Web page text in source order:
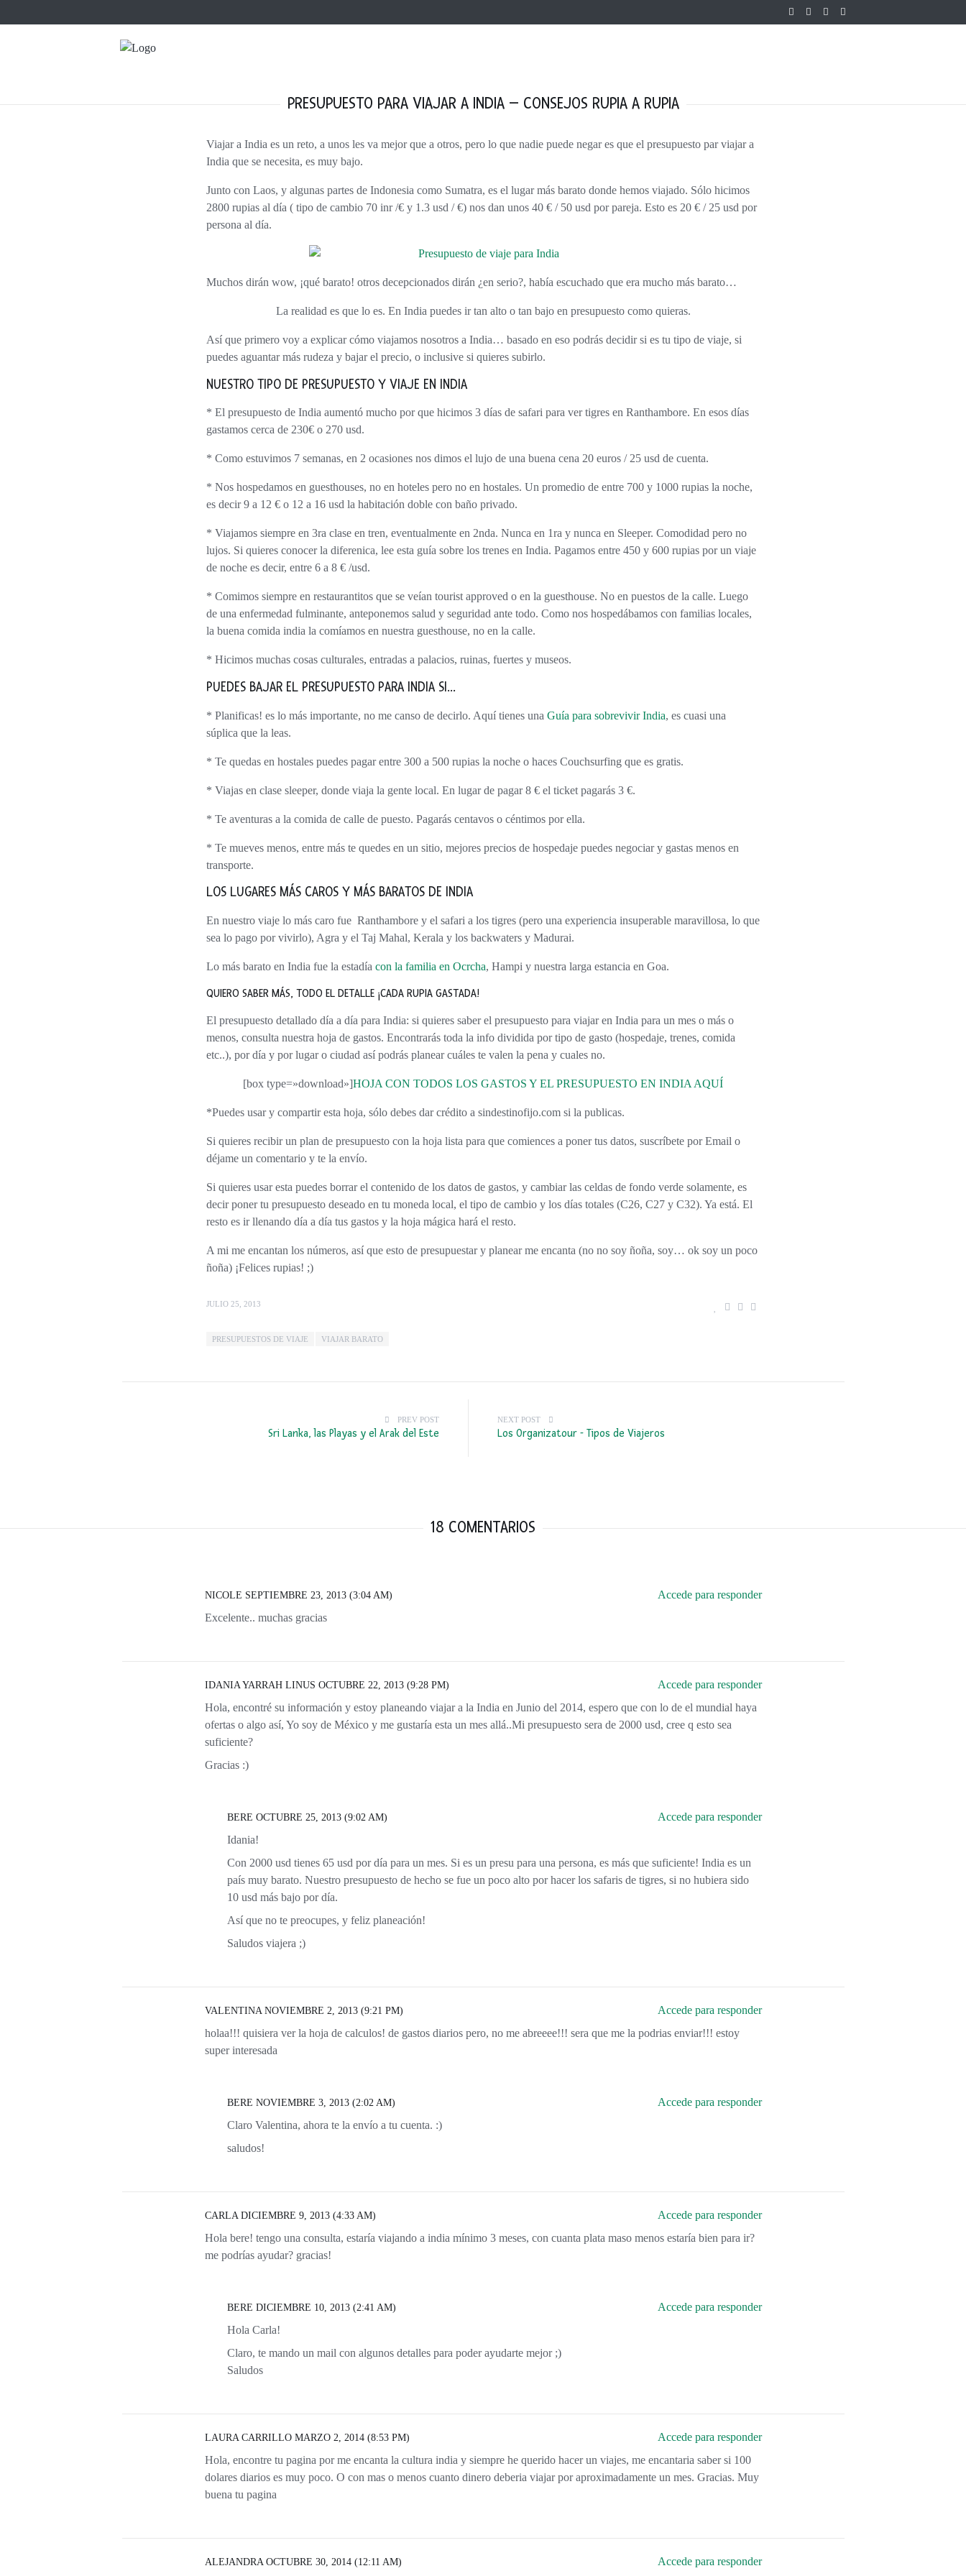
PRESUPUESTO PARA VIAJAR A INDIA – CONSEJOS RUPIA A RUPIA
Viajar a India es un reto, a unos les va mejor que a otros, pero lo que nadie puede negar es que el presupuesto par viajar a
India que se necesita, es muy bajo.
Junto con Laos, y algunas partes de Indonesia como Sumatra, es el lugar más barato donde hemos viajado. Sólo hicimos
2800 rupias al día ( tipo de cambio 70 inr /€ y 1.3 usd / €) nos dan unos 40 € / 50 usd por pareja. Esto es 20 € / 25 usd por
persona al día.
Muchos dirán wow, ¡qué barato! otros decepcionados dirán ¿en serio?, había escuchado que era mucho más barato…
La realidad es que lo es. En India puedes ir tan alto o tan bajo en presupuesto como quieras.
Así que primero voy a explicar cómo viajamos nosotros a India… basado en eso podrás decidir si es tu tipo de viaje, si
puedes aguantar más rudeza y bajar el precio, o inclusive si quieres subirlo.
NUESTRO TIPO DE PRESUPUESTO Y VIAJE EN INDIA
* El presupuesto de India aumentó mucho por que hicimos 3 días de safari para ver tigres en Ranthambore. En esos días
gastamos cerca de 230€ o 270 usd.
* Como estuvimos 7 semanas, en 2 ocasiones nos dimos el lujo de una buena cena 20 euros / 25 usd de cuenta.
* Nos hospedamos en guesthouses, no en hoteles pero no en hostales. Un promedio de entre 700 y 1000 rupias la noche,
es decir 9 a 12 € o 12 a 16 usd la habitación doble con baño privado.
* Viajamos siempre en 3ra clase en tren, eventualmente en 2nda. Nunca en 1ra y nunca en Sleeper. Comodidad pero no
lujos. Si quieres conocer la diferenica, lee esta guía sobre los trenes en India. Pagamos entre 450 y 600 rupias por un viaje
de noche es decir, entre 6 a 8 € /usd.
* Comimos siempre en restaurantitos que se veían tourist approved o en la guesthouse. No en puestos de la calle. Luego
de una enfermedad fulminante, anteponemos salud y seguridad ante todo. Como nos hospedábamos con familias locales,
la buena comida india la comíamos en nuestra guesthouse, no en la calle.
* Hicimos muchas cosas culturales, entradas a palacios, ruinas, fuertes y museos.
PUEDES BAJAR EL PRESUPUESTO PARA INDIA SI…
* Planificas! es lo más importante, no me canso de decirlo. Aquí tienes una Guía para sobrevivir India, es cuasi una
súplica que la leas.
* Te quedas en hostales puedes pagar entre 300 a 500 rupias la noche o haces Couchsurfing que es gratis.
* Viajas en clase sleeper, donde viaja la gente local. En lugar de pagar 8 € el ticket pagarás 3 €.
* Te aventuras a la comida de calle de puesto. Pagarás centavos o céntimos por ella.
* Te mueves menos, entre más te quedes en un sitio, mejores precios de hospedaje puedes negociar y gastas menos en
transporte.
LOS LUGARES MÁS CAROS Y MÁS BARATOS DE INDIA
En nuestro viaje lo más caro fue Ranthambore y el safari a los tigres (pero una experiencia insuperable maravillosa, lo que
sea lo pago por vivirlo), Agra y el Taj Mahal, Kerala y los backwaters y Madurai.
Lo más barato en India fue la estadía con la familia en Ocrcha, Hampi y nuestra larga estancia en Goa.
QUIERO SABER MÁS, TODO EL DETALLE ¡CADA RUPIA GASTADA!
El presupuesto detallado día a día para India: si quieres saber el presupuesto para viajar en India para un mes o más o
menos, consulta nuestra hoja de gastos. Encontrarás toda la info dividida por tipo de gasto (hospedaje, trenes, comida
etc..), por día y por lugar o ciudad así podrás planear cuáles te valen la pena y cuales no.
[box type=»download»]HOJA CON TODOS LOS GASTOS Y EL PRESUPUESTO EN INDIA AQUÍ
*Puedes usar y compartir esta hoja, sólo debes dar crédito a sindestinofijo.com si la publicas.
Si quieres recibir un plan de presupuesto con la hoja lista para que comiences a poner tus datos, suscríbete por Email o
déjame un comentario y te la envío.
Si quieres usar esta puedes borrar el contenido de los datos de gastos, y cambiar las celdas de fondo verde solamente, es
decir poner tu presupuesto deseado en tu moneda local, el tipo de cambio y los días totales (C26, C27 y C32). Ya está. El
resto es ir llenando día a día tus gastos y la hoja mágica hará el resto.
A mi me encantan los números, así que esto de presupuestar y planear me encanta (no no soy ñoña, soy… ok soy un poco
ñoña) ¡Felices rupias! ;)
JULIO 25, 2013
PRESUPUESTOS DE VIAJE VIAJAR BARATO
PREV POST
Sri Lanka, las Playas y el Arak del Este
NEXT POST
Los Organizatour - Tipos de Viajeros
18 COMENTARIOS
NICOLE SEPTIEMBRE 23, 2013 (3:04 AM)
Accede para responder
Excelente.. muchas gracias
IDANIA YARRAH LINUS OCTUBRE 22, 2013 (9:28 PM)
Accede para responder
Hola, encontré su información y estoy planeando viajar a la India en Junio del 2014, espero que con lo de el mundial haya
ofertas o algo así, Yo soy de México y me gustaría esta un mes allá..Mi presupuesto sera de 2000 usd, cree q esto sea
suficiente?
Gracias :)
BERE OCTUBRE 25, 2013 (9:02 AM)
Accede para responder
Idania!
Con 2000 usd tienes 65 usd por día para un mes. Si es un presu para una persona, es más que suficiente! India es un
país muy barato. Nuestro presupuesto de hecho se fue un poco alto por hacer los safaris de tigres, si no hubiera sido
10 usd más bajo por día.
Así que no te preocupes, y feliz planeación!
Saludos viajera ;)
VALENTINA NOVIEMBRE 2, 2013 (9:21 PM)
Accede para responder
holaa!!! quisiera ver la hoja de calculos! de gastos diarios pero, no me abreeee!!! sera que me la podrias enviar!!! estoy
super interesada
BERE NOVIEMBRE 3, 2013 (2:02 AM)
Accede para responder
Claro Valentina, ahora te la envío a tu cuenta. :)
saludos!
CARLA DICIEMBRE 9, 2013 (4:33 AM)
Accede para responder
Hola bere! tengo una consulta, estaría viajando a india mínimo 3 meses, con cuanta plata maso menos estaría bien para ir?
me podrías ayudar? gracias!
BERE DICIEMBRE 10, 2013 (2:41 AM)
Accede para responder
Hola Carla!
Claro, te mando un mail con algunos detalles para poder ayudarte mejor ;)
Saludos
LAURA CARRILLO MARZO 2, 2014 (8:53 PM)
Accede para responder
Hola, encontre tu pagina por me encanta la cultura india y siempre he querido hacer un viajes, me encantaria saber si 100
dolares diarios es muy poco. O con mas o menos cuanto dinero deberia viajar por aproximadamente un mes. Gracias. Muy
buena tu pagina
ALEJANDRA OCTUBRE 30, 2014 (12:11 AM) Accede para responder